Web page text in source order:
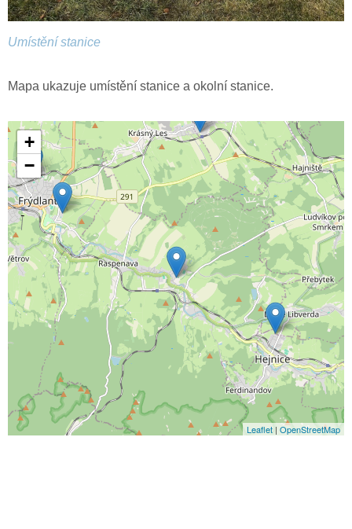
Umístění stanice
Mapa ukazuje umístění stanice a okolní stanice.
+
−
Leaflet | OpenStreetMap